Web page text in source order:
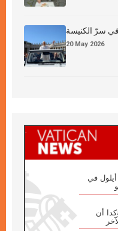
في سرّ الكنيسة
20 May 2026
أيلول في
أن